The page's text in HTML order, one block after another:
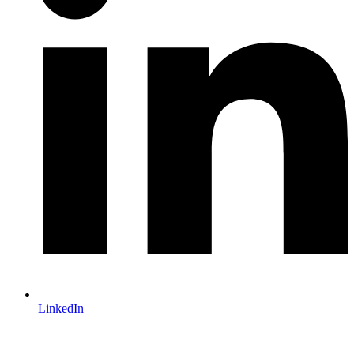
LinkedIn